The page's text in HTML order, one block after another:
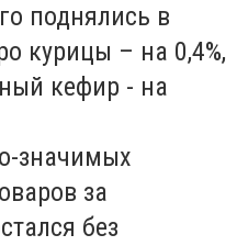
поднялись в
курицы – на 0,4%,
кефир - на
значимых
за
без